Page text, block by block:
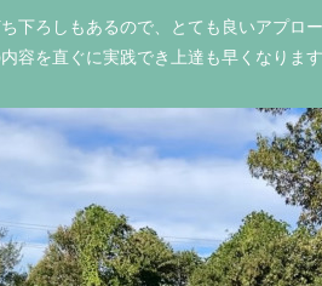
下ろしもあるので、とても良いアプロ
容を直ぐに実践でき上達も早くなりま